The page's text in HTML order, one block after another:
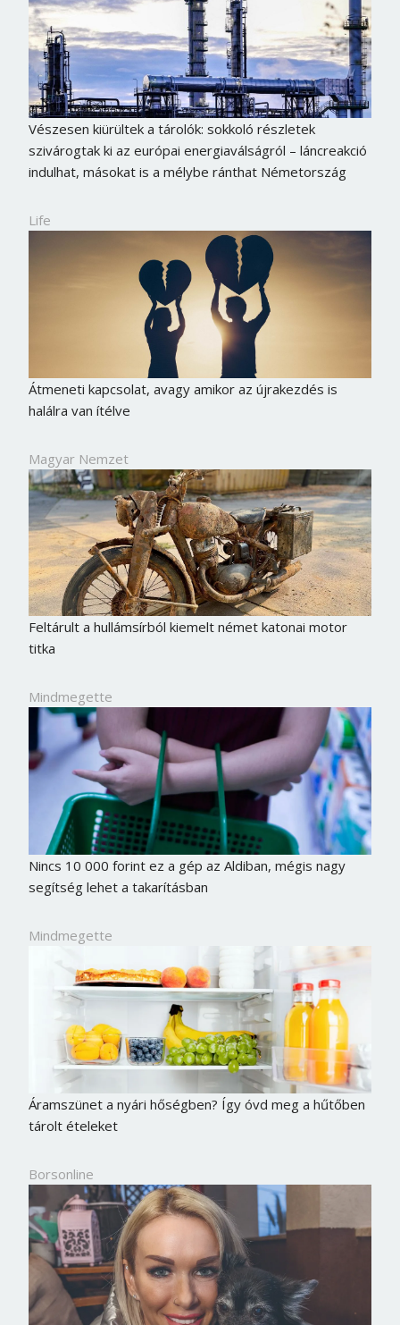
Vészesen kiürültek a tárolók: sokkoló részletek
szivárogtak ki az európai energiaválságról – láncreakció
indulhat, másokat is a mélybe ránthat Németország
Life
Átmeneti kapcsolat, avagy amikor az újrakezdés is
halálra van ítélve
Magyar Nemzet
Feltárult a hullámsírból kiemelt német katonai motor
titka
Mindmegette
Nincs 10 000 forint ez a gép az Aldiban, mégis nagy
segítség lehet a takarításban
Mindmegette
Áramszünet a nyári hőségben? Így óvd meg a hűtőben
tárolt ételeket
Borsonline
Borsonline bejelentkezés
E-mail cím vagy felhasználónév